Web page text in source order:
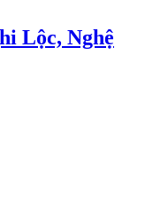
Lộc, Nghệ